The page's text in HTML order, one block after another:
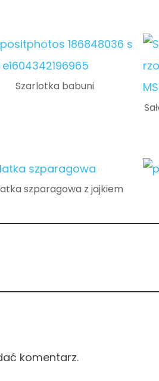
Szarlotka babuni
szparagowa z jajkiem
komentarz.